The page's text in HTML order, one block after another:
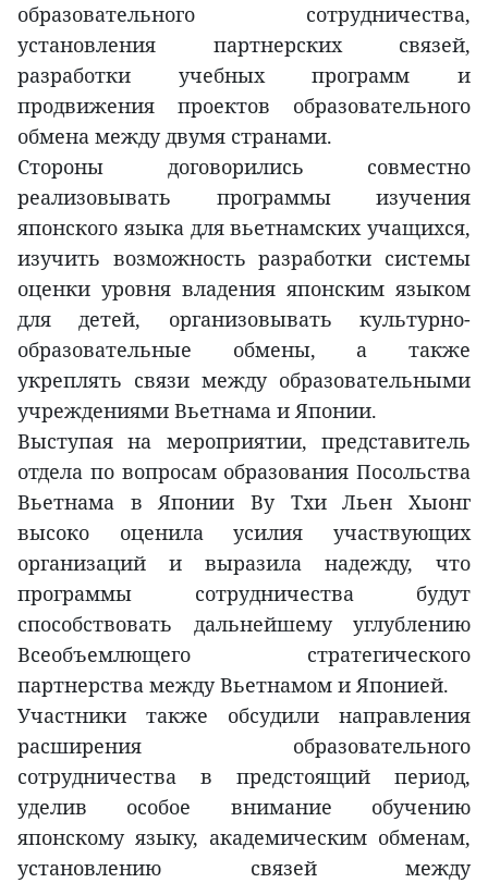
образовательного сотрудничества,
установления партнерских связей,
разработки учебных программ и
продвижения проектов образовательного
обмена между двумя странами.
Стороны договорились совместно
реализовывать программы изучения
японского языка для вьетнамских учащихся,
изучить возможность разработки системы
оценки уровня владения японским языком
для детей, организовывать культурно-
образовательные обмены, а также
укреплять связи между образовательными
учреждениями Вьетнама и Японии.
Выступая на мероприятии, представитель
отдела по вопросам образования Посольства
Вьетнама в Японии Ву Тхи Льен Хыонг
высоко оценила усилия участвующих
организаций и выразила надежду, что
программы сотрудничества будут
способствовать дальнейшему углублению
Всеобъемлющего стратегического
партнерства между Вьетнамом и Японией.
Участники также обсудили направления
расширения образовательного
сотрудничества в предстоящий период,
уделив особое внимание обучению
японскому языку, академическим обменам,
установлению связей между